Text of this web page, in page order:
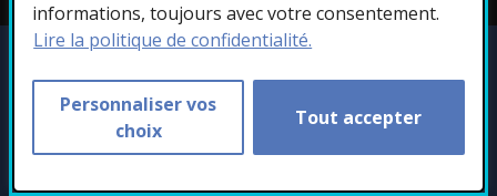
informations, toujours avec votre consentement.
Lire la politique de confidentialité.
Personnaliser vos
choix
Tout accepter
réservés.
Personnaliser les témoins
Conception :Ekloweb - Cet hyperlien